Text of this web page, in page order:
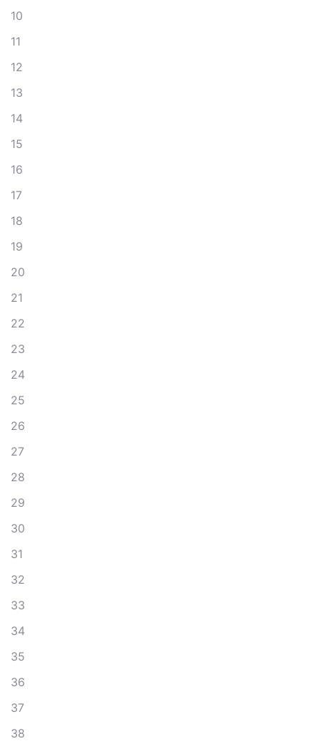
10
11
12
13
14
15
16
17
18
19
20
21
22
23
24
25
26
27
28
29
30
31
32
33
34
35
36
37
38